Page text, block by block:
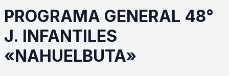
PROGRAMA GENERAL 48°
J. INFANTILES
«NAHUELBUTA»